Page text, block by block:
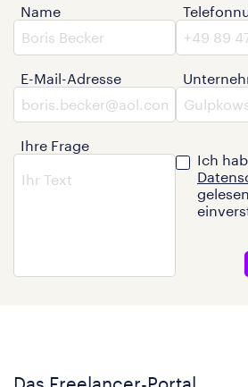
Name
E-Mail-Adresse
Ihre Frage
Ich